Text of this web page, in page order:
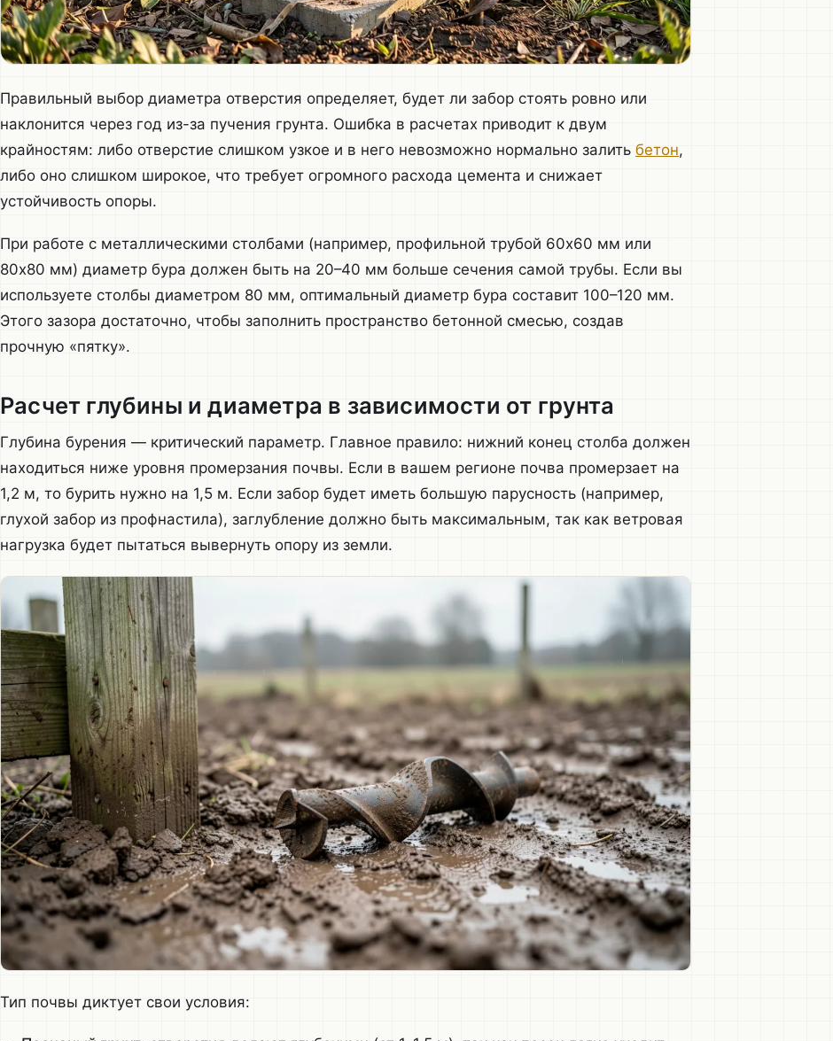
Правильный выбор диаметра отверстия определяет, будет ли забор стоять ровно или
наклонится через год из-за пучения грунта. Ошибка в расчетах приводит к двум
крайностям: либо отверстие слишком узкое и в него невозможно нормально залить бетон,
либо оно слишком широкое, что требует огромного расхода цемента и снижает
устойчивость опоры.
При работе с металлическими столбами (например, профильной трубой 60х60 мм или
80х80 мм) диаметр бура должен быть на 20–40 мм больше сечения самой трубы. Если вы
используете столбы диаметром 80 мм, оптимальный диаметр бура составит 100–120 мм.
Этого зазора достаточно, чтобы заполнить пространство бетонной смесью, создав
прочную «пятку».
Расчет глубины и диаметра в зависимости от грунта
Глубина бурения — критический параметр. Главное правило: нижний конец столба должен
находиться ниже уровня промерзания почвы. Если в вашем регионе почва промерзает на
1,2 м, то бурить нужно на 1,5 м. Если забор будет иметь большую парусность (например,
глухой забор из профнастила), заглубление должно быть максимальным, так как ветровая
нагрузка будет пытаться вывернуть опору из земли.
Тип почвы диктует свои условия: